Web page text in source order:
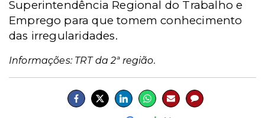
Superintendência Regional do Trabalho e
Emprego para que tomem conhecimento
das irregularidades.
Informações: TRT da 2ª região.